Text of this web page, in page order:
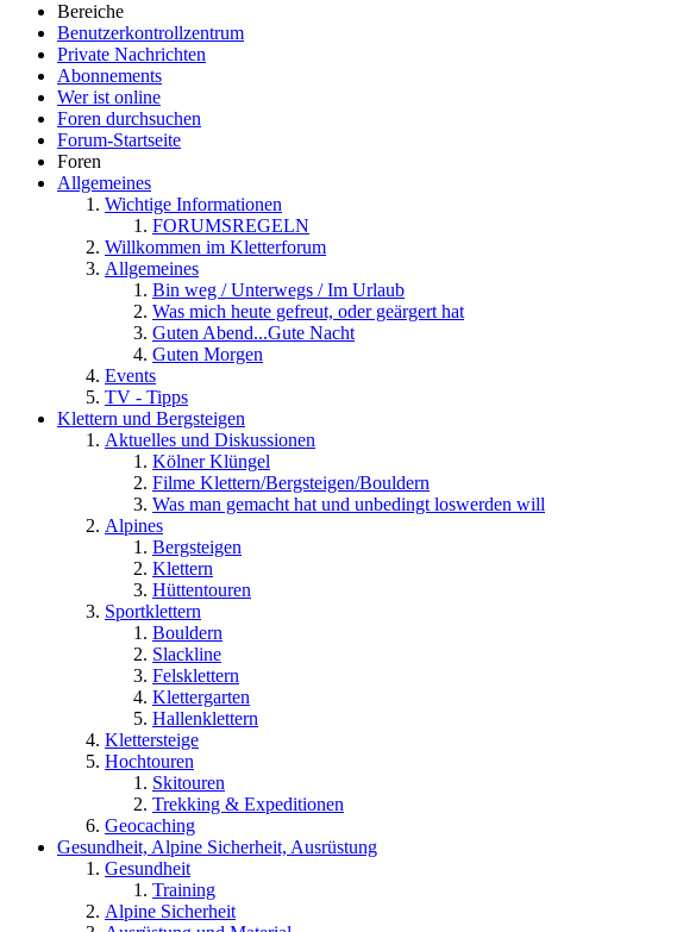
Bereiche
Benutzerkontrollzentrum
Private Nachrichten
Abonnements
Wer ist online
Foren durchsuchen
Forum-Startseite
Foren
Allgemeines
Wichtige Informationen
FORUMSREGELN
Willkommen im Kletterforum
Allgemeines
Bin weg / Unterwegs / Im Urlaub
Was mich heute gefreut, oder geärgert hat
Guten Abend...Gute Nacht
Guten Morgen
Events
TV - Tipps
Klettern und Bergsteigen
Aktuelles und Diskussionen
Kölner Klüngel
Filme Klettern/Bergsteigen/Bouldern
Was man gemacht hat und unbedingt loswerden will
Alpines
Bergsteigen
Klettern
Hüttentouren
Sportklettern
Bouldern
Slackline
Felsklettern
Klettergarten
Hallenklettern
Klettersteige
Hochtouren
Skitouren
Trekking & Expeditionen
Geocaching
Gesundheit, Alpine Sicherheit, Ausrüstung
Gesundheit
Training
Alpine Sicherheit